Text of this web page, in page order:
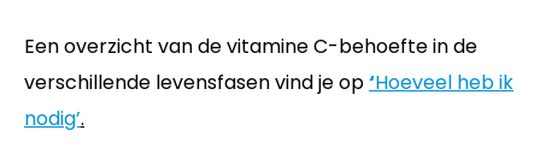
Een overzicht van de vitamine C-behoefte in de
verschillende levensfasen vind je op‘Hoeveel heb ik
nodig’.